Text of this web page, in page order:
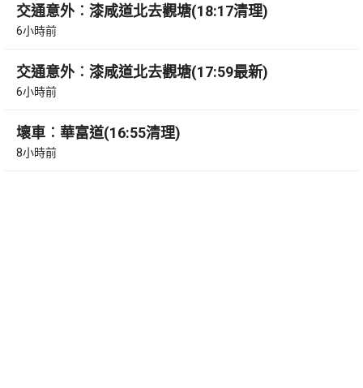
交通意外︰漆咸道北去觀塘(18:17清理)
6小時前
交通意外︰漆咸道北去觀塘(17:59最新)
6小時前
壞車︰華富道(16:55清理)
8小時前